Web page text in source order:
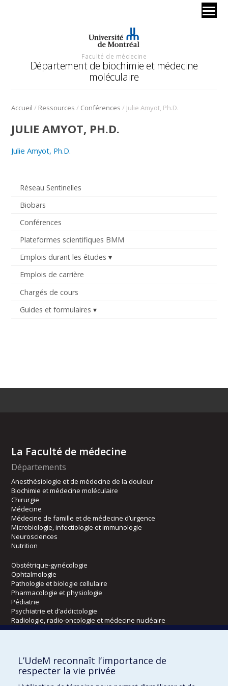
Faculté de médecine
Département de biochimie et médecine
moléculaire
Accueil / Ressources / Conférences / Julie Amyot, Ph.D.
Réseau Sentinelles
Biobars
Conférences
Plateformes scientifiques BMM
Emplois durant les études
Emplois de carrière
Chargés de cours
Guides et formulaires
JULIE AMYOT, PH.D.
Julie Amyot, Ph.D.
La Faculté de médecine
Départements
Anesthésiologie et de médecine de la douleur
Biochimie et médecine moléculaire
Chirurgie
Médecine
Médecine de famille et de médecine d’urgence
Microbiologie, infectiologie et immunologie
Neurosciences
Nutrition
Obstétrique-gynécologie
Ophtalmologie
Pathologie et biologie cellulaire
Pharmacologie et physiologie
Pédiatrie
Psychiatrie et d’addictologie
Radiologie, radio-oncologie et médecine nucléaire
Écoles
Kinésiologie et des sciences de l’activité physique
Orthophonie et audiologie
L’UdeM reconnaît l’importance de
respecter la vie privée